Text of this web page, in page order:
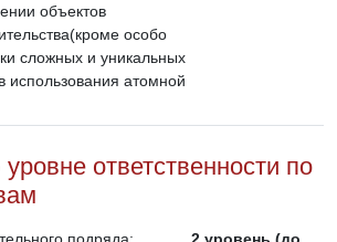
объектов
особо
сложных и уникальных
использования атомной
ответственности по
подряда:
2 уровень (до